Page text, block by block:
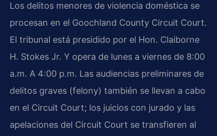
Los delitos menores de violencia doméstica se
procesan en el Goochland County Circuit Court.
El tribunal está presidido por el Hon. Claiborne
H. Stokes Jr. Y opera de lunes a viernes de 8:00
a.m. A 4:00 p.m. Las audiencias preliminares de
delitos graves (felony) también se llevan a cabo
en el Circuit Court; los juicios con jurado y las
apelaciones del Circuit Court se transfieren al